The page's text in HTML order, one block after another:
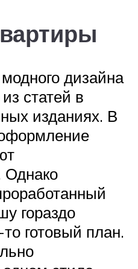
дизайна
статей в
изданиях. В
Однако
гораздо
готовый план.